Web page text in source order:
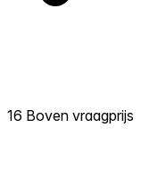
16 Boven vraagprijs